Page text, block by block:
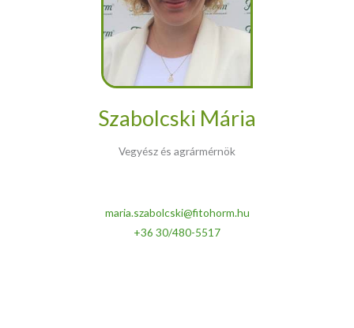
Szabolcski Mária
Vegyész és agrármérnök
maria.szabolcski@fitohorm.hu
+36 30/480-5517